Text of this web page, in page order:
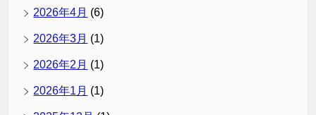
2026年4月 (6)
2026年3月 (1)
2026年2月 (1)
2026年1月 (1)